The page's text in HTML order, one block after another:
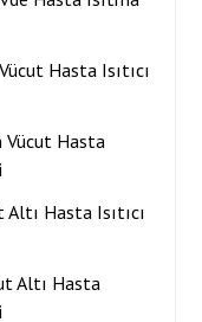
Hasta Isıtıcı
Vücut Hasta
Hasta Isıtıcı
Altı Hasta